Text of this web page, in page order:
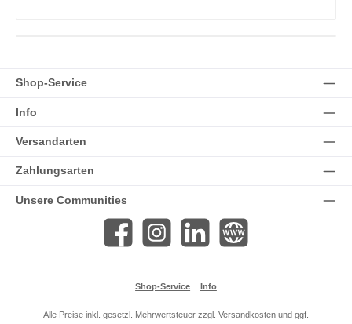
Shop-Service
Info
Versandarten
Zahlungsarten
Unsere Communities
Facebook Instagram LinkedIn Website
Shop-Service Info
Alle Preise inkl. gesetzl. Mehrwertsteuer zzgl. Versandkosten und ggf.